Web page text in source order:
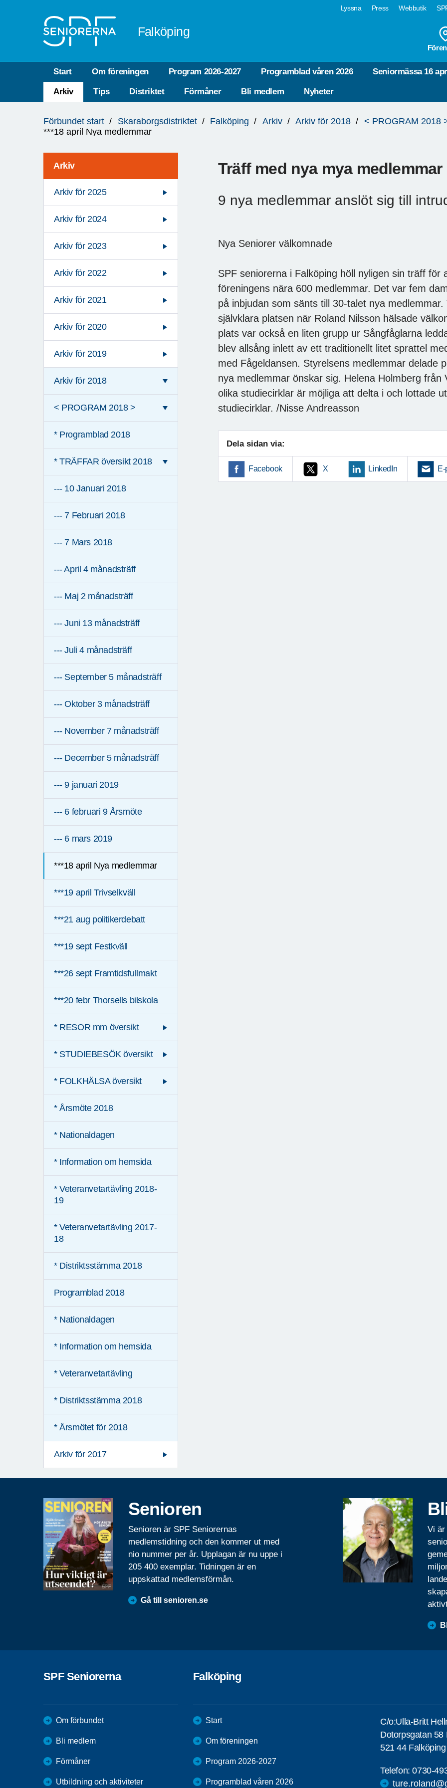
Lyssna Press Webbutik
Falköping
Start Om föreningen Program 2026-2027 Programblad våren 2026 Seniormässa 16
Arkiv Tips Distriktet Förmåner Bli medlem Nyheter
är
Förbundet start Skaraborgsdistriktet Falköping Arkiv Arkiv för 2018
< PROGRAM 2018
***18 april Nya medlemmar
Arkiv
Arkiv för 2025
Arkiv för 2024
Arkiv för 2023
Arkiv för 2022
Arkiv för 2021
Arkiv för 2020
Arkiv för 2019
Arkiv för 2018
< PROGRAM 2018 >
* Programblad 2018
* TRÄFFAR översikt 2018
--- 10 Januari 2018
--- 7 Februari 2018
--- 7 Mars 2018
--- April 4 månadsträff
--- Maj 2 månadsträff
--- Juni 13 månadsträff
--- Juli 4 månadsträff
--- September 5 månadsträff
--- Oktober 3 månadsträff
--- November 7 månadsträff
--- December 5 månadsträff
--- 9 januari 2019
--- 6 februari 9 Årsmöte
--- 6 mars 2019
***18 april Nya medlemmar
***19 april Trivselkväll
***21 aug politikerdebatt
***19 sept Festkväll
***26 sept Framtidsfullmakt
***20 febr Thorsells bilskola
* RESOR mm översikt
* STUDIEBESÖK översikt
* FOLKHÄLSA översikt
* Årsmöte 2018
* Nationaldagen
* Information om hemsida
* Veteranvetartävling 2018-
19
* Veteranvetartävling 2017-
18
* Distriktsstämma 2018
Programblad 2018
* Nationaldagen
* Information om hemsida
* Veteranvetartävling
* Distriktsstämma 2018
* Årsmötet för 2018
Arkiv för 2017
Träff med nya mya medlemmar
9 nya medlemmar anslöt sig till
Nya Seniorer välkomnade
SPF seniorerna i Falköping höll nyligen sin träff för
föreningens nära 600 medlemmar. Det var fem
på inbjudan som sänts till 30-talet nya
självklara platsen när Roland Nilsson hälsade
plats var också en liten grupp ur Sångfåglarna
blev allsång inlett av ett traditionellt litet sprattel
med Fågeldansen. Styrelsens medlemmar delade
nya medlemmar önskar sig. Helena Holmberg från
olika studiecirklar är möjliga att delta i och lottade
studiecirklar. /Nisse Andreasson
Dela sidan via:
Facebook X LinkedIn
Senioren
Senioren är SPF Seniorernas
medlemstidning och den kommer ut med
nio nummer per år. Upplagan är nu uppe i
205 400 exemplar. Tidningen är en
uppskattad medlemsförmån.
Gå till senioren.se
Vi är
SPF Seniorerna
Om förbundet
Bli medlem
Förmåner
Utbildning och aktiviteter
Falköping
Start
Om föreningen
Program 2026-2027
Programblad våren 2026
C/o:Ulla-Britt
Dotorpsgatan 58
521 44 Falköping
Telefon:0730-